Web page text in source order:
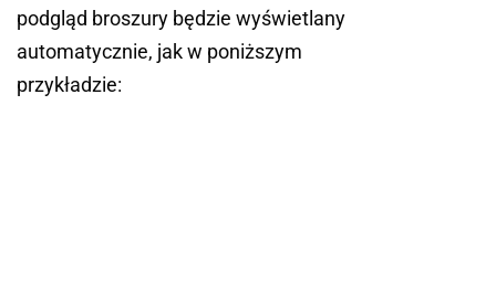
podgląd broszury będzie wyświetlany
automatycznie, jak w poniższym
przykładzie: